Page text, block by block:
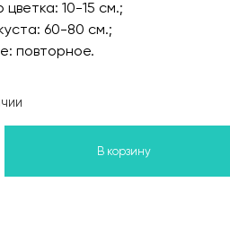
10-15 см.;
60-80 см.;
повторное.
В корзину